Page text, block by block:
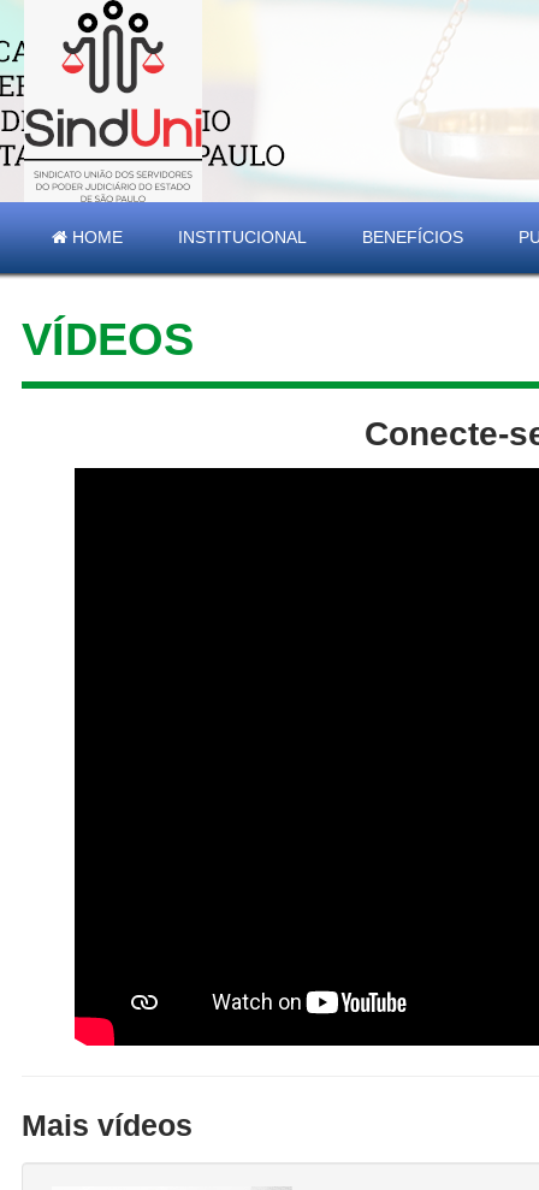
HOME INSTITUCIONAL BENEFÍCIOS
VÍDEOS
Conecte-
Mais vídeos